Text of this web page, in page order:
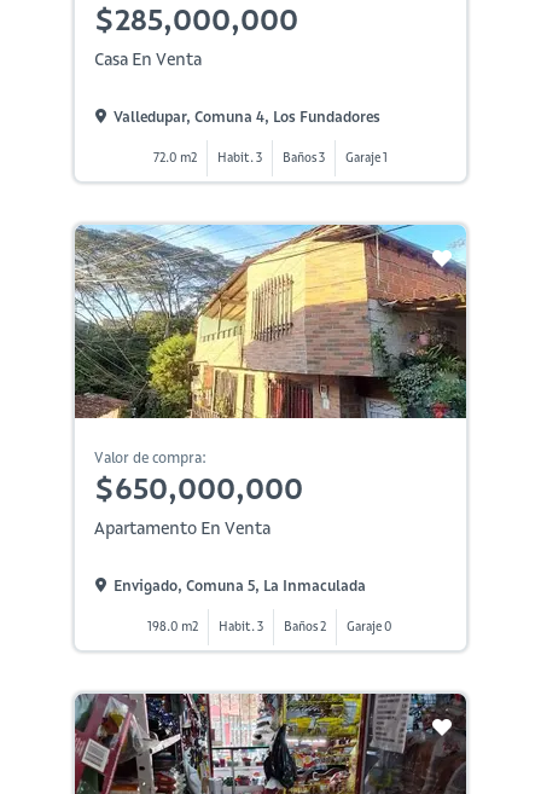
$285,000,000
Casa En Venta
Valledupar, Comuna 4, Los Fundadores
72.0 m2 Habit. 3 Baños 3 Garaje 1
Valor de compra:
$650,000,000
Apartamento En Venta
Envigado, Comuna 5, La Inmaculada
198.0 m2 Habit. 3 Baños 2 Garaje 0